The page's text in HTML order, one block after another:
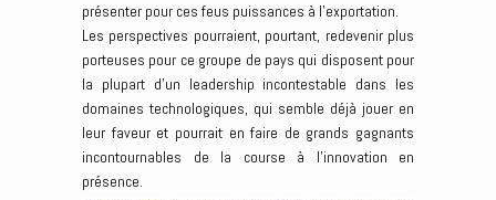
présenter pour ces feus puissances à l’exportation.
Les perspectives pourraient, pourtant, redevenir plus
porteuses pour ce groupe de pays qui disposent pour
la plupart d’un leadership incontestable dans les
domaines technologiques, qui semble déjà jouer en
leur faveur et pourrait en faire de grands gagnants
incontournables de la course à l’innovation en
présence.